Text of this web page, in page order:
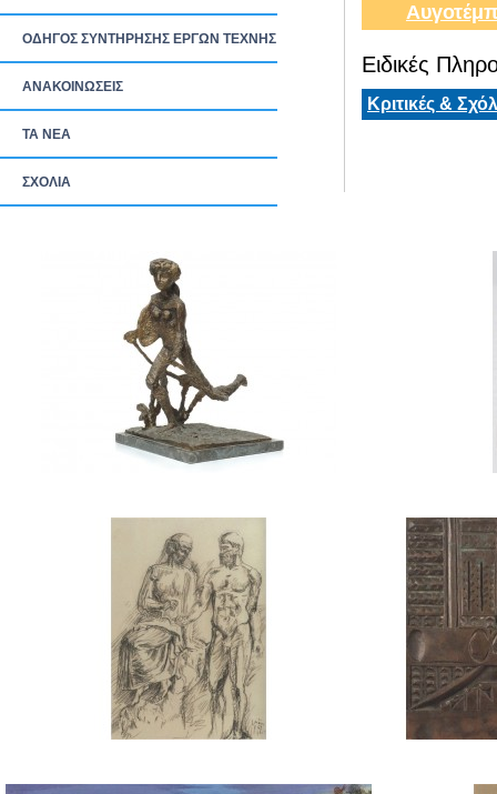
ΟΔΗΓΟΣ ΣΥΝΤΗΡΗΣΗΣ ΕΡΓΩΝ ΤΕΧΝΗΣ
ΑΝΑΚΟΙΝΩΣΕΙΣ
ΤΑ ΝEΑ
ΣΧΟΛΙΑ
Ειδικές
Κριτικές &